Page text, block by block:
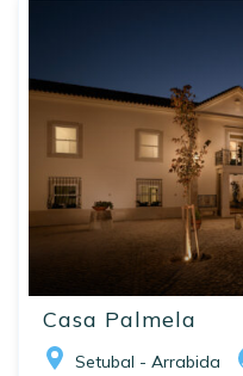
Casa Palmela
Setubal - Arrabida